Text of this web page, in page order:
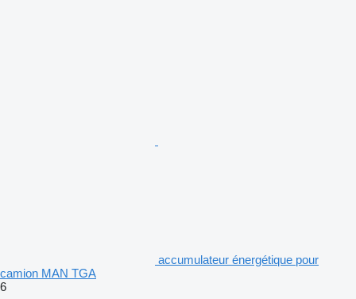
accumulateur énergétique pour
camion MAN TGA
6